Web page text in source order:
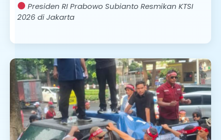
Presiden RI Prabowo Subianto Resmikan KTSI
2026 di Jakarta